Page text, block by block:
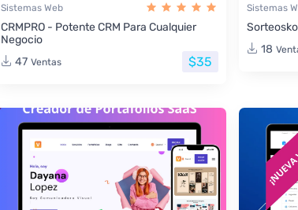
Sistemas Web
CRMPRO - Potente CRM Para Cualquier
Negocio
47 Ventas $35
Sistemas
18